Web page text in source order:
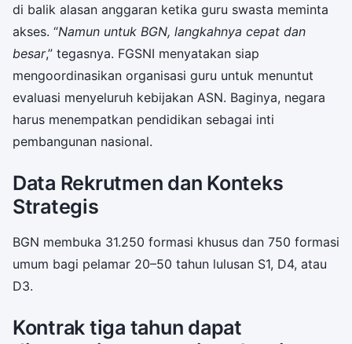
di balik alasan anggaran ketika guru swasta meminta
akses. “Namun untuk BGN, langkahnya cepat dan
besar,” tegasnya. FGSNI menyatakan siap
mengoordinasikan organisasi guru untuk menuntut
evaluasi menyeluruh kebijakan ASN. Baginya, negara
harus menempatkan pendidikan sebagai inti
pembangunan nasional.
Data Rekrutmen dan Konteks
Strategis
BGN membuka 31.250 formasi khusus dan 750 formasi
umum bagi pelamar 20–50 tahun lulusan S1, D4, atau
D3.
Kontrak tiga tahun dapat